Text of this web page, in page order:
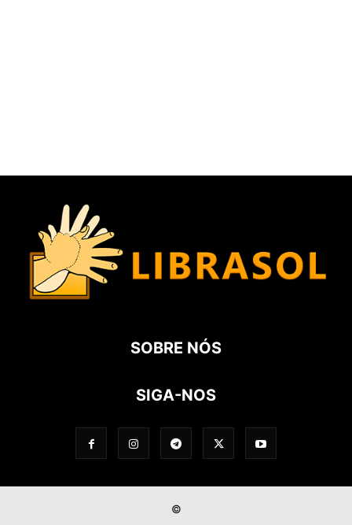
SOBRE NÓS
SIGA-NOS
©